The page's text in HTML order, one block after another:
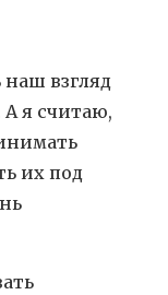
взгляд
я считаю,
их под